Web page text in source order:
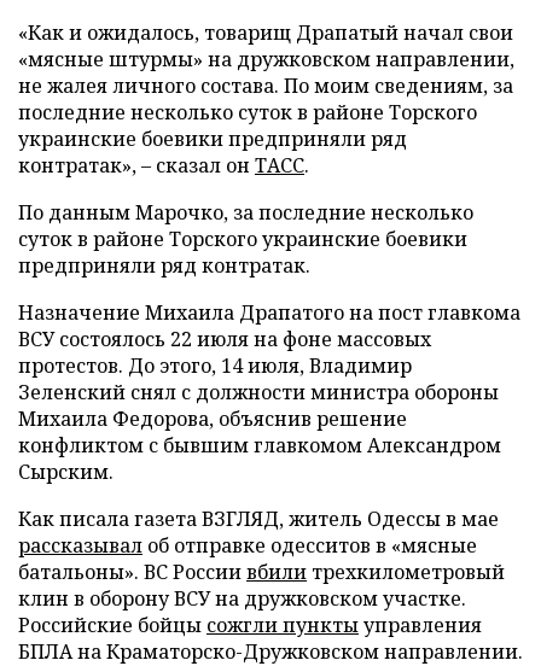
«Как и ожидалось, товарищ Драпатый начал свои
«мясные штурмы» на дружковском направлении,
не жалея личного состава. По моим сведениям, за
последние несколько суток в районе Торского
украинские боевики предприняли ряд
контратак», – сказал он ТАСС.
По данным Марочко, за последние несколько
суток в районе Торского украинские боевики
предприняли ряд контратак.
Назначение Михаила Драпатого на пост главкома
ВСУ состоялось 22 июля на фоне массовых
протестов. До этого, 14 июля, Владимир
Зеленский снял с должности министра обороны
Михаила Федорова, объяснив решение
конфликтом с бывшим главкомом Александром
Сырским.
Как писала газета ВЗГЛЯД, житель Одессы в мае
рассказывал об отправке одесситов в «мясные
батальоны». ВС Россиивбили трехкилометровый
клин в оборону ВСУ на дружковском участке.
Российские бойцы сожгли пунктыуправления
БПЛА на Краматорско-Дружковском направлении.